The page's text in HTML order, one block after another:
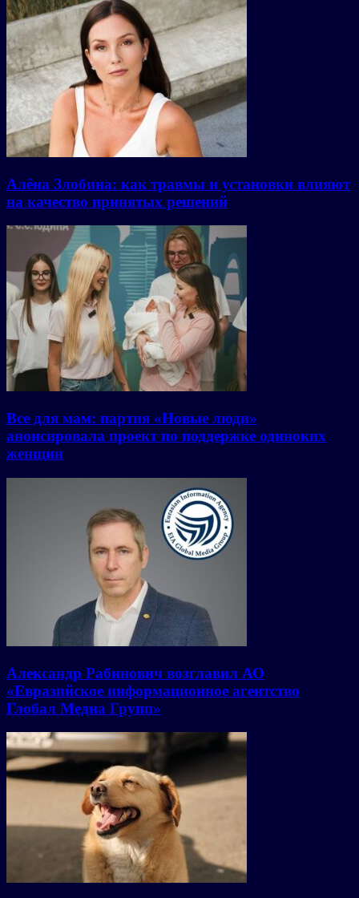
Алёна Злобина: как травмы и установки влияют
на качество принятых решений
Все для мам: партия «Новые люди»
анонсировала проект по поддержке одиноких
женщин
Александр Рабинович возглавил АО
«Евразийское информационное агентство
Глобал Медиа Групп»